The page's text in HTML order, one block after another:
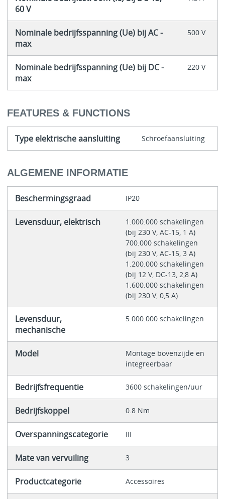
60 V
Nominale bedrijfsspanning (Ue) bij AC -
max
500 V
Nominale bedrijfsspanning (Ue) bij DC -
max
220 V
FEATURES & FUNCTIONS
Type elektrische aansluiting Schroefaansluiting
ALGEMENE INFORMATIE
Beschermingsgraad IP20
Levensduur, elektrisch
1.000.000 schakelingen
(bij 230 V, AC-15, 1 A)
700.000 schakelingen
(bij 230 V, AC-15, 3 A)
1.200.000 schakelingen
(bij 12 V, DC-13, 2,8 A)
1.600.000 schakelingen
(bij 230 V, 0,5 A)
Levensduur,
mechanische
5.000.000 schakelingen
Model
Montage bovenzijde en
integreerbaar
Bedrijfsfrequentie 3600 schakelingen/uur
Bedrijfskoppel 0.8 Nm
Overspanningscategorie III
Mate van vervuiling 3
Productcategorie Accessoires